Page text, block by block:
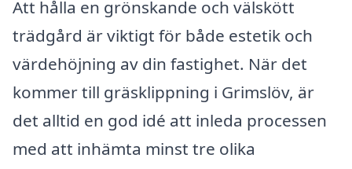
Att hålla en grönskande och välskött
trädgård är viktigt för både estetik och
värdehöjning av din fastighet. När det
kommer till gräsklippning i Grimslöv, är
det alltid en god idé att inleda processen
med att inhämta minst tre olika